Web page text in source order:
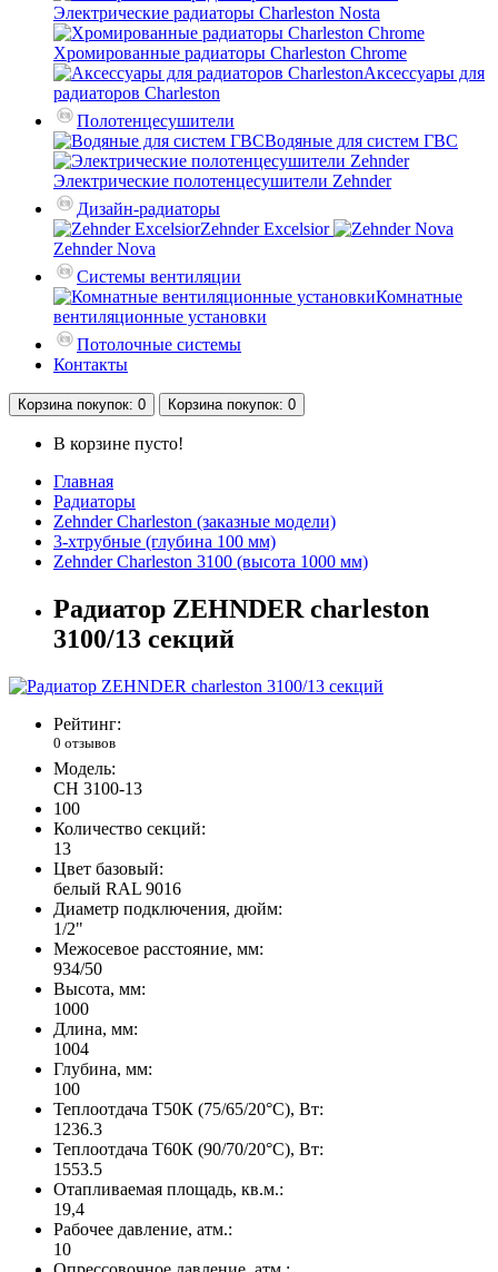
Электрические радиаторы Charleston Nosta
Хромированные радиаторы Charleston Chrome
Аксессуары для
радиаторов Charleston
Полотенцесушители
Водяные для систем ГВС
Электрические полотенцесушители Zehnder
Дизайн-радиаторы
Zehnder Excelsior
Zehnder Nova
Системы вентиляции
Комнатные
вентиляционные установки
Потолочные системы
Контакты
Корзинапокупок: 0 Корзинапокупок: 0
В корзине пусто!
Главная
Радиаторы
Zehnder Charleston (заказные модели)
3-хтрубные (глубина 100 мм)
Zehnder Charleston 3100 (высота 1000 мм)
Радиатор ZEHNDER charleston
3100/13 секций
Рейтинг:
0 отзывов
Модель:
CH 3100-13
100
Количество секций:
13
Цвет базовый:
белый RAL 9016
Диаметр подключения, дюйм:
1/2"
Межосевое расстояние, мм:
934/50
Высота, мм:
1000
Длина, мм:
1004
Глубина, мм:
100
Теплоотдача Т50К (75/65/20°C), Вт:
1236.3
Теплоотдача Т60К (90/70/20°C), Вт:
1553.5
Отапливаемая площадь, кв.м.:
19,4
Рабочее давление, атм.:
10